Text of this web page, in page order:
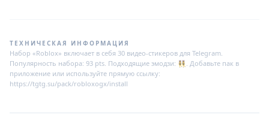
ТЕХНИЧЕСКАЯ ИНФОРМАЦИЯ
Набор «Roblox» включает в себя 30 видео-стикеров для Telegram.
Популярность набора: 93 pts. Подходящие эмодзи: 👯‍♀. Добавьте пак в
приложение или используйте прямую ссылку:
https://tgtg.su/pack/robloxogx/install